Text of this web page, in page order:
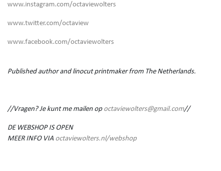
www.instagram.com/octaviewolters
www.twitter.com/octaview
www.facebook.com/octaviewolters
Published author and linocut printmaker from The Netherlands.
//Vragen? Je kunt me mailen op octaviewolters@gmail.com//
DE WEBSHOP IS OPEN
MEER INFO VIA octaviewolters.nl/webshop